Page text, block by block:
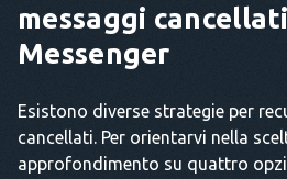
messaggi
Messenger
Esistono diverse strategie per
cancellati. Per orientarvi nella
approfondimento su quattro